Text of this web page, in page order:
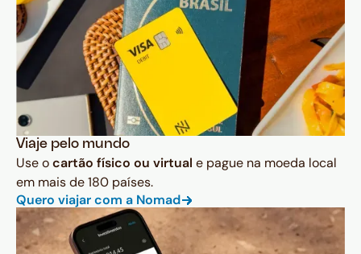
Viaje pelo mundo
Use ocartão físico ou virtual e pague na moeda local
em mais de 180 países.
Quero viajar com a Nomad